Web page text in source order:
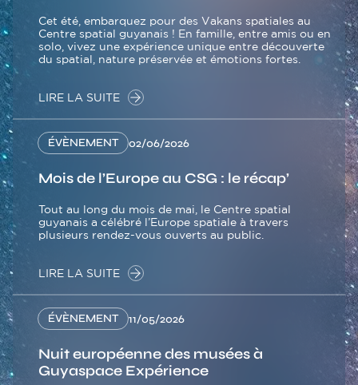
Cet été, embarquez pour des Vakans spatiales au
Centre spatial guyanais ! En famille, entre amis ou en
solo, vivez une expérience unique entre découverte
du spatial, nature préservée et émotions fortes.
LIRE LA SUITE
ÉVÈNEMENT 02/06/2026
Mois de l’Europe au CSG : le récap’
Tout au long du mois de mai, le Centre spatial
guyanais a célébré l’Europe spatiale à travers
plusieurs rendez-vous ouverts au public.
LIRE LA SUITE
ÉVÈNEMENT 11/05/2026
Nuit européenne des musées à
Guyaspace Expérience